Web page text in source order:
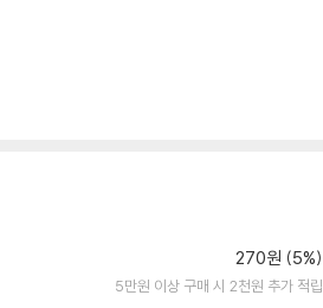
270원 (5%)
5만원 이상 구매 시 2천원 추가 적립